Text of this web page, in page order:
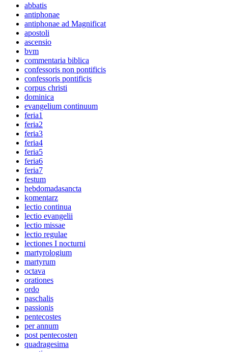
abbatis
antiphonae
antiphonae ad Magnificat
apostoli
ascensio
bvm
commentaria biblica
confessoris non pontificis
confessoris pontificis
corpus christi
dominica
evangelium continuum
feria1
feria2
feria3
feria4
feria5
feria6
feria7
festum
hebdomadasancta
komentarz
lectio continua
lectio evangelii
lectio missae
lectio regulae
lectiones I nocturni
martyrologium
martyrum
octava
orationes
ordo
paschalis
passionis
pentecostes
per annum
post pentecosten
quadragesima